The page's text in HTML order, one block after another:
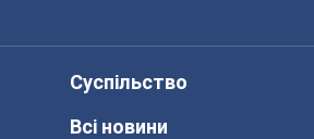
Суспільство
Всі новини